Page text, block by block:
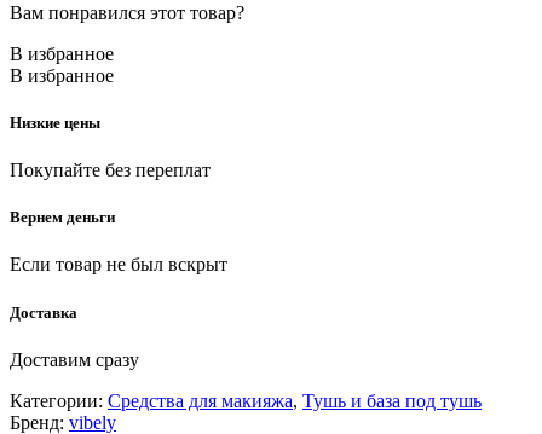
Вам понравился этот товар?
В избранное
В избранное
Низкие цены
Покупайте без переплат
Вернем деньги
Если товар не был вскрыт
Доставка
Доставим сразу
Категории: Средства для макияжа, Тушь и база под тушь
Бренд: vibely